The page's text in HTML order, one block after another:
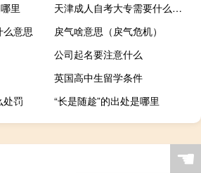
里
天津成人自考大专需要什么条件
么意思
戾气啥意思（戾气危机）
公司起名要注意什么
英国高中生留学条件
处罚
“长是随趁”的出处是哪里
☚